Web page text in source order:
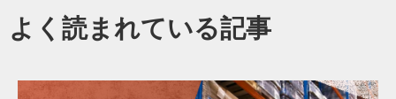
よく読まれている記事